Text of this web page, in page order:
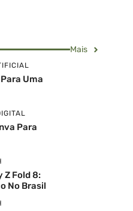
Mais
Uma
Para
Z Fold 8:
No Brasil